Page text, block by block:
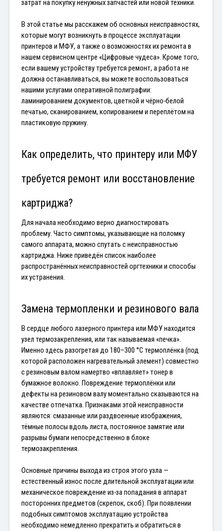
затрат на покупку ненужных запчастей или новой техники.
В этой статье мы расскажем об основных неисправностях,
которые могут возникнуть в процессе эксплуатации
принтеров и МФУ, а также о возможностях их ремонта в
нашем сервисном центре «Цифровые чудеса». Кроме того,
если вашему устройству требуется ремонт, а работа не
должна останавливаться, вы можете воспользоваться
нашими услугами оперативной полиграфии:
ламинированием документов, цветной и чёрно-белой
печатью, сканированием, копированием и переплётом на
пластиковую пружину.
Как определить, что принтеру или МФУ
требуется ремонт или восстановление
картриджа?
Для начала необходимо верно диагностировать
проблему. Часто симптомы, указывающие на поломку
самого аппарата, можно спутать с неисправностью
картриджа. Ниже приведён список наиболее
распространённых неисправностей оргтехники и способы
их устранения.
Замена термопленки и резинового вала
В сердце любого лазерного принтера или МФУ находится
узел термозакрепления, или так называемая «печка».
Именно здесь разогретая до 180–300 °C термоплёнка (под
которой расположен нагревательный элемент) совместно
с резиновым валом намертво «вплавляет» тонер в
бумажное волокно. Повреждение термоплёнки или
дефекты на резиновом валу моментально сказываются на
качестве отпечатка. Признаками этой неисправности
являются: смазанные или раздвоенные изображения,
тёмные полосы вдоль листа, постоянное замятие или
разрывы бумаги непосредственно в блоке
термозакрепления.
Основные причины выхода из строя этого узла —
естественный износ после длительной эксплуатации или
механическое повреждение из-за попадания в аппарат
посторонних предметов (скрепок, скоб). При появлении
подобных симптомов эксплуатацию устройства
необходимо немедленно прекратить и обратиться в